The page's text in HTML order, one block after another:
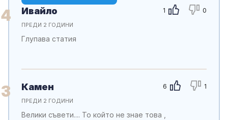
4 1 0
Ивайло
ПРЕДИ 2 ГОДИНИ
Глупава статия
3 6 1
Камен
ПРЕДИ 2 ГОДИНИ
Велики съвети.... То който не знае това ,